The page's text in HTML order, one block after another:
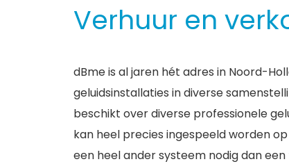
Verhuur en
dBme is al jaren hét adres in Noord-
geluidsinstallaties in diverse
beschikt over diverse professionele
kan heel precies ingespeeld worden
een heel ander systeem nodig dan